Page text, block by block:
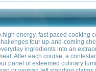
treasure with sophisticated
,Reality-TV
IMDb: 7.8 / 10